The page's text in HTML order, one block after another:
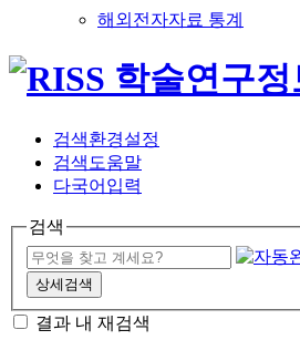
해외전자자료 통계
검색환경설정
검색도움말
다국어입력
검색
상세검색
결과 내 재검색